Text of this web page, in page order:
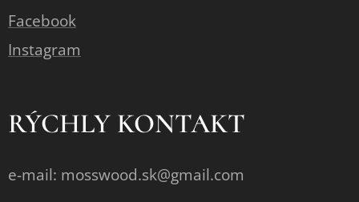
Facebook
Instagram
RÝCHLY KONTAKT
e-mail: mosswood.sk@gmail.com